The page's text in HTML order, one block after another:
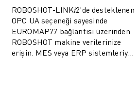
ROBOSHOT-LINK𝑖2'de desteklenen
OPC UA seçeneği sayesinde
EUROMAP77 bağlantısı üzerinden
ROBOSHOT makine verilerinize
erişin. MES veya ERP sistemleriyle